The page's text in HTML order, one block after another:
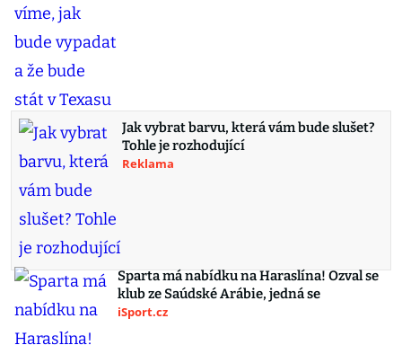
Jak vybrat barvu, která vám bude slušet?
Tohle je rozhodující
Reklama
Sparta má nabídku na Haraslína! Ozval se
klub ze Saúdské Arábie, jedná se
iSport.cz